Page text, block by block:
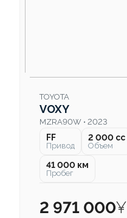
TOYOTA
VOXY
MZRA90W • 2023
FF
Привод
2 000 cc
Объем
41 000 км
Пробег
2 971 000¥